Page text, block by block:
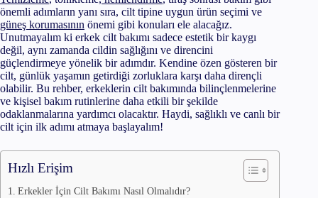
önemli adımların yanı sıra, cilt tipine uygun ürün seçimi ve
güneş korumasının önemi gibi konuları ele alacağız.
Unutmayalım ki erkek cilt bakımı sadece estetik bir kaygı
değil, aynı zamanda cildin sağlığını ve direncini
güçlendirmeye yönelik bir adımdır. Kendine özen gösteren bir
cilt, günlük yaşamın getirdiği zorluklara karşı daha dirençli
olabilir. Bu rehber, erkeklerin cilt bakımında bilinçlenmelerine
ve kişisel bakım rutinlerine daha etkili bir şekilde
odaklanmalarına yardımcı olacaktır. Haydi, sağlıklı ve canlı bir
cilt için ilk adımı atmaya başlayalım!
Hızlı Erişim
Erkekler İçin Cilt Bakımı Nasıl Olmalıdır?